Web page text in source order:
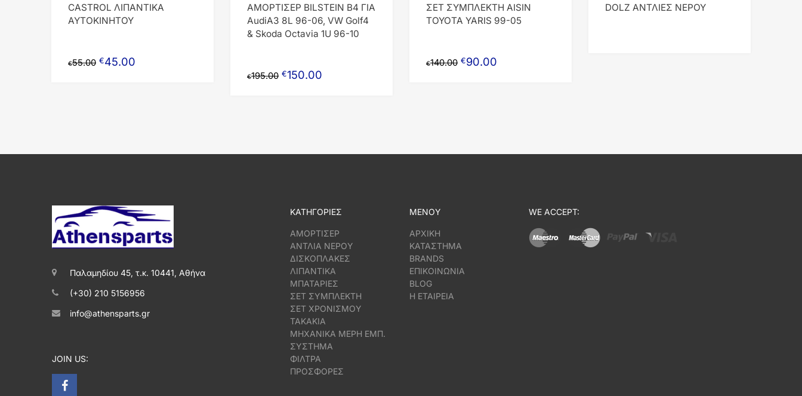
CASTROL ΛΙΠΑΝΤΙΚΑ
ΑΥΤΟΚΙΝΗΤΟΥ
€55.00 €45.00
ΑΜΟΡΤΙΣΕΡ BILSTEIN B4 ΓΙΑ
AudiA3 8L 96-06, VW Golf4
& Skoda Octavia 1U 96-10
€195.00 €150.00
ΣΕΤ ΣΥΜΠΛΕΚΤΗ AISIN
TOYOTA YARIS 99-05
€140.00 €90.00
DOLZ ΑΝΤΛΙΕΣ ΝΕΡΟΥ
Παλαμηδίου 45, τ.κ. 10441, Αθήνα
(+30) 210 5156956
info@athensparts.gr
JOIN US:
ΚΑΤΗΓΟΡΙΕΣ
ΑΜΟΡΤΙΣΕΡ
ΑΝΤΛΙΑ ΝΕΡΟΥ
ΔΙΣΚΟΠΛΑΚΕΣ
ΛΙΠΑΝΤΙΚΑ
ΜΠΑΤΑΡΙΕΣ
ΣΕΤ ΣΥΜΠΛΕΚΤΗ
ΣΕΤ ΧΡΟΝΙΣΜΟΥ
ΤΑΚΑΚΙΑ
ΜΗΧΑΝΙΚΑ ΜΕΡΗ ΕΜΠ.
ΣΥΣΤΗΜΑ
ΦΙΛΤΡΑ
ΠΡΟΣΦΟΡΕΣ
ΜΕΝΟΥ
ΑΡΧΙΚΗ
ΚΑΤΑΣΤΗΜΑ
BRANDS
ΕΠΙΚΟΙΝΩΝΙΑ
BLOG
Η ΕΤΑΙΡΕΙΑ
WE ACCEPT: